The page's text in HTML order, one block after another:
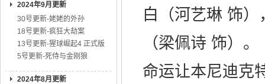
2024年9月更新
30号更新-姥姥的外孙
18号更新-疯狂大劫案
13号更新-猩球崛起4 正式版
5号更新-死侍与金刚狼
2024年8月更新
白（河艺琳 饰
（梁佩诗 饰）。
命运让本尼迪克